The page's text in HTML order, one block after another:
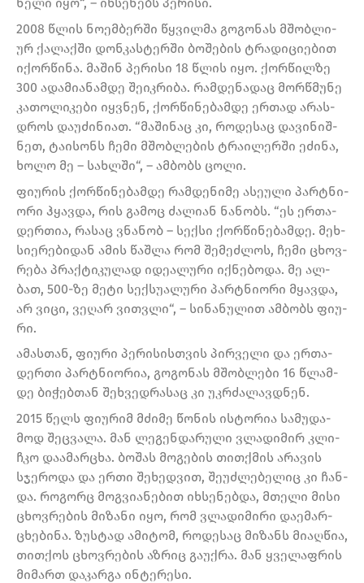
2008 წლის ნო­ემ­ბერ­ში წყვილ­მა გო­გო­ნას მშობ­ლი­
ურ ქა­ლაქ­ში დონ­კას­ტერ­ში ბო­შე­ბის ტრა­დი­ცი­ე­ბით
იქორ­წი­ნა. მა­შინ პე­რი­სი 18 წლის იყო. ქორ­წილ­ზე
300 ადა­მი­ა­ნამ­დე შე­იკ­რი­ბა. რამ­დე­ნა­დაც მორ­წმუ­ნე
კა­თო­ლი­კე­ბი იყ­ვნენ, ქორ­წი­ნე­ბამ­დე ერ­თად არას­
დროს და­უ­ძი­ნი­ათ. “მა­ში­ნაც კი, რო­დე­საც და­ვი­ნიშ­
ნეთ, ტა­ი­სონს ჩემი მშობ­ლე­ბის ტრა­ი­ლერ­ში ეძი­ნა,
ხოლო მე – სახ­ლში“, – ამ­ბობს ცოლი.
ფი­უ­რის ქორ­წი­ნე­ბამ­დე რამ­დე­ნი­მე ასე­უ­ლი პარტნი­
ო­რი ჰყავ­და, რის გა­მოც ძა­ლი­ან ნა­ნობს. “ეს ერ­თა­
დერ­თია, რა­საც ვნა­ნობ – სექ­სი ქორ­წი­ნე­ბამ­დე. მეხ­
სი­ე­რე­ბი­დან ამის წაშ­ლა რომ შე­მეძ­ლოს, ჩემი ცხოვ­
რე­ბა პრაქ­ტი­კუ­ლად იდე­ა­ლუ­რი იქ­ნე­ბო­და. მე ალ­
ბათ, 500-ზე მეტი სექ­სუ­ა­ლუ­რი პარტნი­ო­რი მყავ­და,
არ ვიცი, ვე­ღარ ვით­ვლი“, – სი­ნა­ნუ­ლით ამ­ბობს ფი­უ­
რი.
ამას­თან, ფი­უ­რი პე­რი­სის­თვის პირ­ვე­ლი და ერ­თა­
დერ­თი პარტნი­ო­რია, გო­გო­ნას მშობ­ლე­ბი 16 წლამ­
დე ბი­ჭებ­თან შეხ­ვედ­რა­საც კი უკ­რძა­ლავ­დნენ.
2015 წელს ფი­უ­რიმ მძი­მე წო­ნის ის­ტო­რია სა­მუ­და­
მოდ შეც­ვა­ლა. მან ლე­გენ­და­რუ­ლი ვლა­დი­მირ კლი­
ჩკო და­ა­მარ­ცხა. ბო­შას მო­გე­ბის თით­ქმის არა­ვის
სჯე­რო­და და ერთი შე­ხედ­ვით, შე­უძ­ლე­ბე­ლიც კი ჩან­
და. რო­გორც მოგ­ვი­ა­ნე­ბით იხ­სე­ნებ­და, მთე­ლი მისი
ცხოვ­რე­ბის მი­ზა­ნი იყო, რომ ვლა­დი­მი­რი და­ე­მარ­
ცხე­ბი­ნა. ზუს­ტად ამი­ტომ, რო­დე­საც მი­ზანს მი­აღ­წია,
თით­ქოს ცხოვ­რე­ბის აზ­რიც გა­უქ­რა. მან ყვე­ლაფ­რის
მი­მართ და­კარ­გა ინ­ტე­რე­სი.